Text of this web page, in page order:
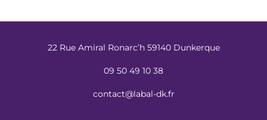
22 Rue Amiral Ronarc’h 59140 Dunkerque
09 50 49 10 38
contact@labal-dk.fr